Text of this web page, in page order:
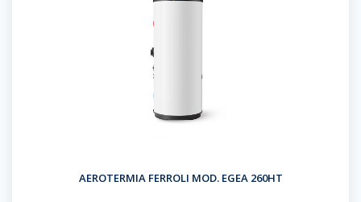
AEROTERMIA FERROLI MOD. EGEA 260HT